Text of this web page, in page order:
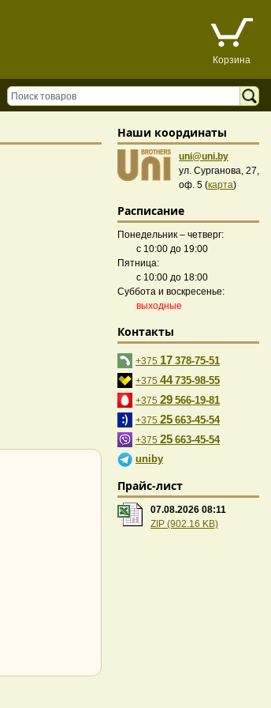
Корзина
Наши координаты
uni@uni.by
ул. Сурганова, 27,
оф. 5 (карта)
Расписание
Понедельник – четверг:
с 10:00 до 19:00
Пятница:
с 10:00 до 18:00
Суббота и воскресенье:
выходные
Контакты
+375 17 378-75-51
+375 44 735-98-55
+375 29 566-19-81
+375 25 663-45-54
+375 25 663-45-54
uniby
Прайс-лист
07.08.2026 08:11
ZIP (902.16 KB)